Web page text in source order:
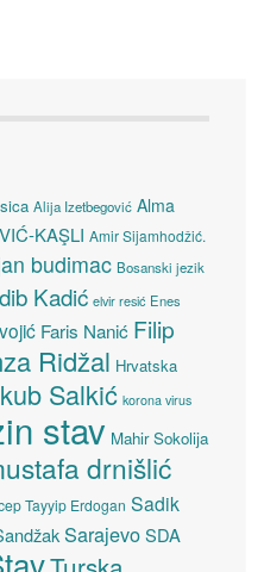
Alija Izetbegović Alma
KAŞLI Amir Sijamhodžić.
budimac Bosanski jezik
Kadić elvir resić Enes
Faris Nanić Filip
Ridžal Hrvatska
Salkić korona virus
stav Mahir Sokolija
drnišlić
Tayyip Erdogan Sadik
SarajevoSDA